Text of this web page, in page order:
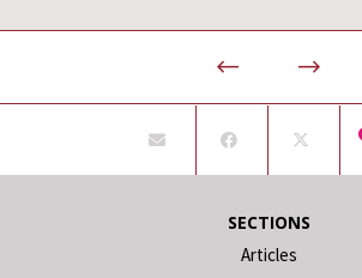
SECTIONS
Articles